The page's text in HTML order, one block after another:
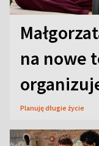
na nowe
Planuję długie życie